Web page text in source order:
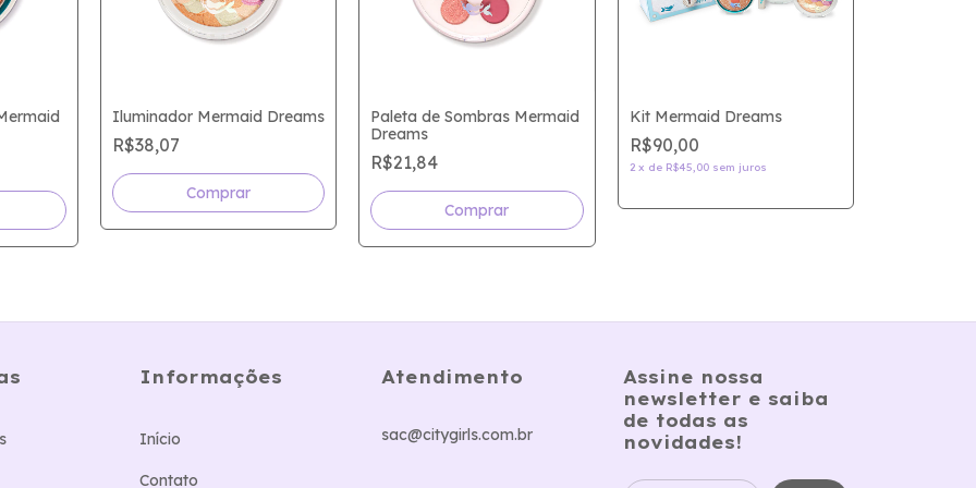
Iluminador Mermaid Dreams
R$38,07
Paleta de Sombras Mermaid
Dreams
R$21,84
Kit Mermaid Dreams
R$90,00
2 x de R$45,00 sem juros
Informações
Início
Contato
Atendimento
sac@citygirls.com.br
Assine nossa
newsletter e saiba
de todas as
novidades!